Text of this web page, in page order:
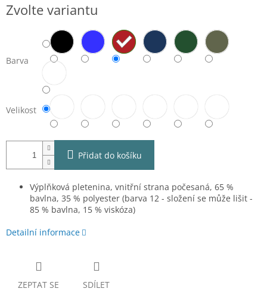
cena:
Zvolte variantu
Barva
Velikost
Přidat do košíku
Výplňková pletenina, vnitřní strana počesaná, 65 %
bavlna, 35 % polyester (barva 12 - složení se může lišit -
85 % bavlna, 15 % viskóza)
Detailní informace
ZEPTAT SE SDÍLET